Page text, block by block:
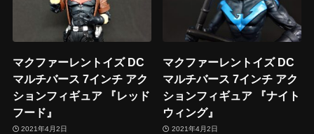
マクファーレントイズ DC
マルチバース 7インチ アク
ションフィギュア 『レッド
フード』
2021年4月2日
マクファーレントイズ DC
マルチバース 7インチ アク
ションフィギュア 『ナイト
ウィング』
2021年4月2日